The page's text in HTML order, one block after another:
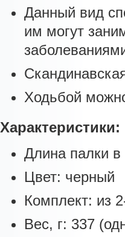
Данный вид
им могут
Ходьбой
Характеристики:
Длина палки
Цвет: черный
Комплект: из
Вес, г: 337